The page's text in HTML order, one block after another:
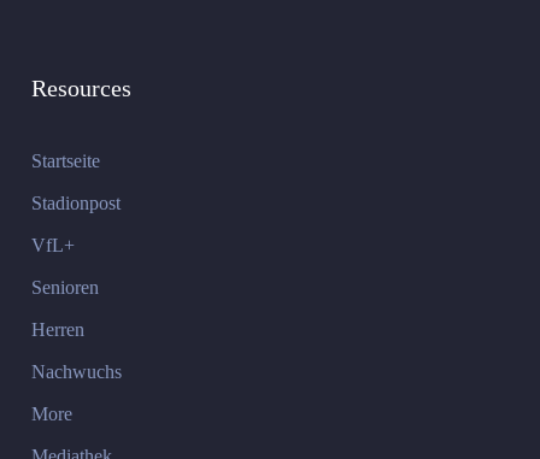
Resources
Startseite
Stadionpost
VfL+
Senioren
Herren
Nachwuchs
More